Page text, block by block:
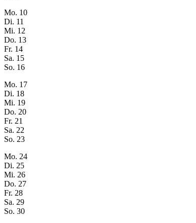
Mo. 10
Di. 11
Mi. 12
Do. 13
Fr. 14
Sa. 15
So. 16
Mo. 17
Di. 18
Mi. 19
Do. 20
Fr. 21
Sa. 22
So. 23
Mo. 24
Di. 25
Mi. 26
Do. 27
Fr. 28
Sa. 29
So. 30